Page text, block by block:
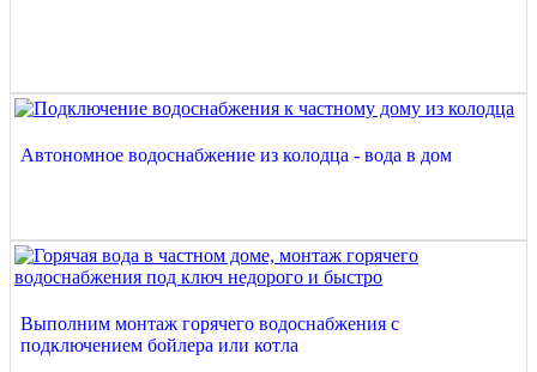
Автономное водоснабжение из колодца - вода в дом
Выполним монтаж горячего водоснабжения с
подключением бойлера или котла